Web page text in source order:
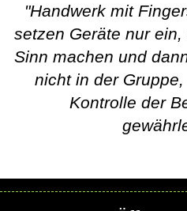
"Handwerk mit
setzen Geräte nur
Sinn machen und
nicht in der
Kontrolle der